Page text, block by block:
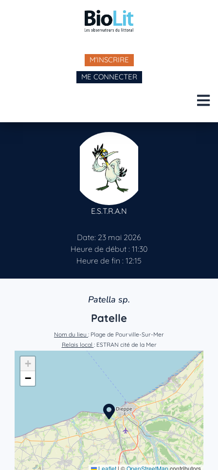
M'INSCRIRE
ME CONNECTER
E.S.T.R.A.N
Date: 23 mai 2026
Heure de début : 11:30
Heure de fin : 12:15
Patella sp.
Patelle
Nom du lieu : Plage de Pourville-Sur-Mer
Relais local : ESTRAN cité de la Mer
+
−
Leaflet | ©OpenStreetMapcontributors